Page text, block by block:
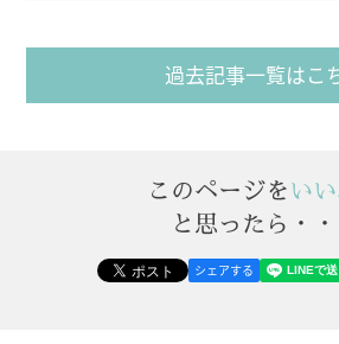
過去記事一覧はこ
このページをいい
と思ったら・・
シェアする